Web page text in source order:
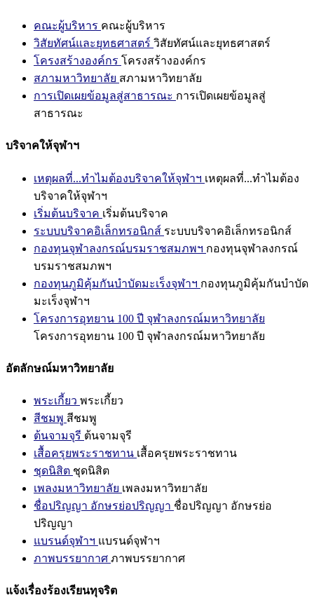
คณะผู้บริหาร คณะผู้บริหาร
วิสัยทัศน์และยุทธศาสตร์ วิสัยทัศน์และยุทธศาสตร์
โครงสร้างองค์กร โครงสร้างองค์กร
สภามหาวิทยาลัย สภามหาวิทยาลัย
การเปิดเผยข้อมูลสู่สาธารณะ การเปิดเผยข้อมูลสู่
สาธารณะ
บริจาคให้จุฬาฯ
เหตุผลที่...ทำไมต้องบริจาคให้จุฬาฯ เหตุผลที่...ทำไมต้อง
บริจาคให้จุฬาฯ
เริ่มต้นบริจาค เริ่มต้นบริจาค
ระบบบริจาคอิเล็กทรอนิกส์ ระบบบริจาคอิเล็กทรอนิกส์
กองทุนจุฬาลงกรณ์บรมราชสมภพฯ กองทุนจุฬาลงกรณ์
บรมราชสมภพฯ
กองทุนภูมิคุ้มกันบำบัดมะเร็งจุฬาฯ กองทุนภูมิคุ้มกันบำบัด
มะเร็งจุฬาฯ
โครงการอุทยาน 100 ปี จุฬาลงกรณ์มหาวิทยาลัย
โครงการอุทยาน 100 ปี จุฬาลงกรณ์มหาวิทยาลัย
อัตลักษณ์มหาวิทยาลัย
พระเกี้ยว พระเกี้ยว
สีชมพู สีชมพู
ต้นจามจุรี ต้นจามจุรี
เสื้อครุยพระราชทาน เสื้อครุยพระราชทาน
ชุดนิสิต ชุดนิสิต
เพลงมหาวิทยาลัย เพลงมหาวิทยาลัย
ชื่อปริญญา อักษรย่อปริญญา ชื่อปริญญา อักษรย่อ
ปริญญา
แบรนด์จุฬาฯ แบรนด์จุฬาฯ
ภาพบรรยากาศ ภาพบรรยากาศ
แจ้งเรื่องร้องเรียนทุจริต